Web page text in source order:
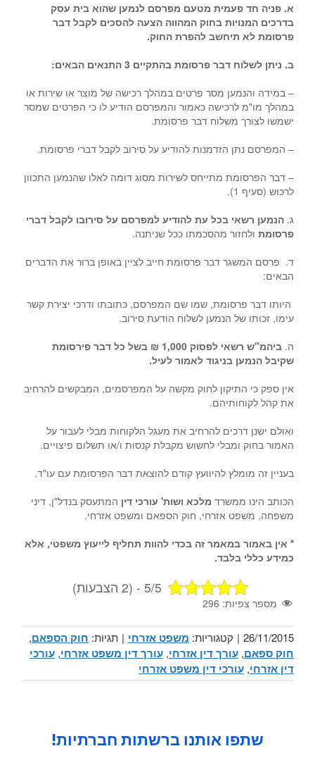
א. פניה חד פעמית מטעם מפרסם לנמען שהוא בית עסק
בדרכים המנויות בחוק המהווה הצעה להסכים לקבל דבר
פרסומת לא תיחשב להפרת החוק.
ב. ניתן לשלוח דבר פרסומת בהתקיים 3 התנאים הבאים:
– במידה והנמען מסר פרטים במהלך רכישה של מוצר או שירות או
במהלך מו"מ לרכישה כאמור והמפרסם הודיע לו כי הפרטים שמסר
ישמשו לצורך משלוח דבר פרסומת.
– המפרסם נתן הזדמנות להודיע על סירוב לקבל דברי פרסומת.
– דבר הפרסומת מתייחס לשירות מסוג דומה לאלו שהנמען התכוון
לרכוש (סעיף 1).
ג. הנמען רשאי בכל עת להודיע למפרסם על סירובו לקבל דברי
פרסומת ולחזור מהסכמתו ככל שניתנה.
ד. פרסם המשגר דבר פרסומת חייב לציין באופן ברור את הדברים
הבאים:
היותו דבר פרסומת, שמו שם המפרסם, כתובתו ודרכי יצירת קשר
עימו, זכותו של הנמען לשלוח הודעת סירוב.
ה.
ביהמ"ש רשאי לפסוק 1,000 ₪ בשל כל דבר פירסומת
שקיבל הנמען בניגוד לאמור לעיל.
אין ספק כי התיקון לחוק מקשה על המפרסמים, המבקשים להרחיב
את קהל לקוחותיהם.
ואולם ישנן דרכים להרחיב את מעגל הלקוחות מבלי לעבור על
האמור בחוק ומבלי לחשוש מקבלת קנסות ו/או תשלום פיצויים.
בעניין זה מומלץ להיוועץ קודם להוצאת דבר הפרסומת עם עו"ד.
הכותב הינו ממשרד מלכא ושות' עורכי דין המתעסק בנדל"ן, דיני
משפחה, משפט אזרחי, חוק הספאם ומשפט אזרחי.
* אין באמור במאמר זה בכדי להוות תחליף לייעוץ משפטי, אלא
כמידע כללי בלבד.
5/5 - (2 הצבעות)
מספר צפיות: 296
26/11/2015
| קטגוריות: משפט אזרחי | תגיות: חוק הספאם,
חוק ספאם, עורך דין אזרחי, עורך דין משפט אזרחי, עורכי
דין אזרחי, עורכי דין משפט אזרחי
שתפו אותנו ברשתות חברתיות!